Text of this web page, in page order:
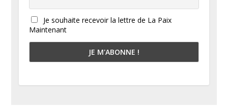
Je souhaite recevoir la lettre de La Paix
Maintenant